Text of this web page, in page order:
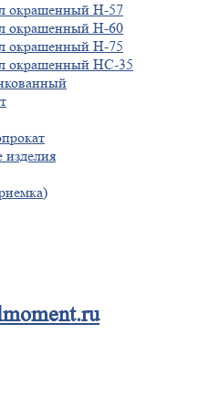
окрашенный Н-57
окрашенный Н-60
окрашенный Н-75
окрашенный НС-35